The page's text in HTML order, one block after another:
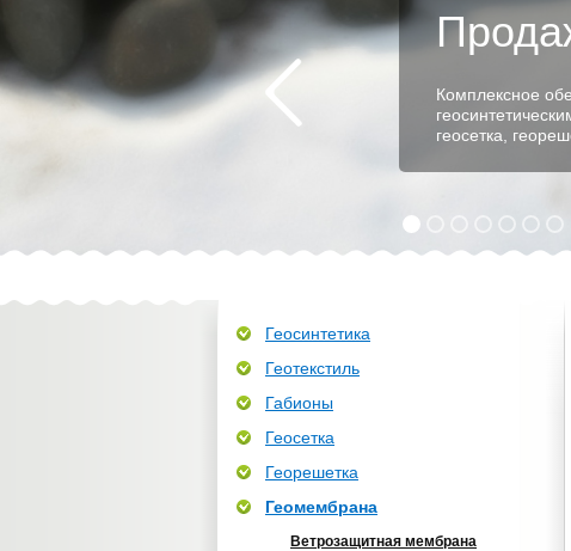
Комплексное
геосетка,
Геосинтетика
Геотекстиль
Габионы
Геосетка
Георешетка
Геомембрана
Ветрозащитная мембрана